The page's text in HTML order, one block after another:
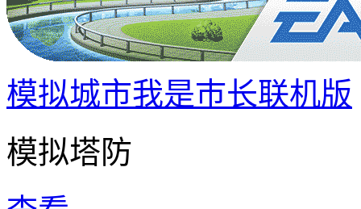
模拟城市我是巿长联机版
模拟塔防